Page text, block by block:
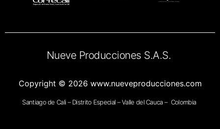
Nueve Producciones S.A.S.
Copyright © 2026 www.nueveproducciones.com
Santiago de Cali – Distrito Especial – Valle del Cauca – Colombia